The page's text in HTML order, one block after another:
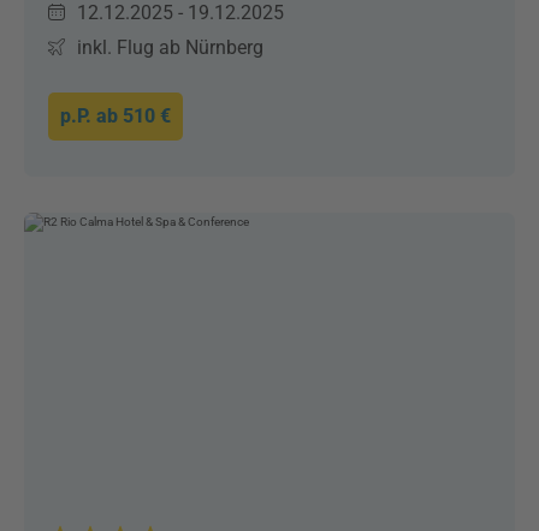
12.12.2025 - 19.12.2025
inkl. Flug ab Nürnberg
p.P. ab 510 €